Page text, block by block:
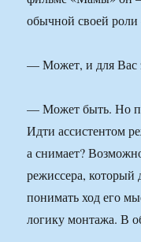
обычной своей
— Может, и для Вас
— Может быть. Но
Идти ассистентом
а снимает?
режиссера, который
понимать ход его
логику монтажа. В